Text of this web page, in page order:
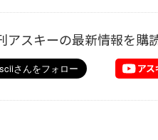
アスキーの最新情報を購